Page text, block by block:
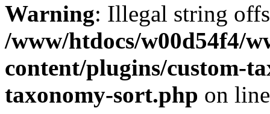
Warning: Illegal string
/www/htdocs/w00d54f4/
content/plugins/custom-
taxonomy-sort.php on